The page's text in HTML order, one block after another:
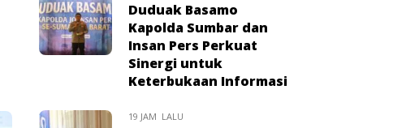
Duduak Basamo
Kapolda Sumbar dan
Insan Pers Perkuat
Sinergi untuk
Keterbukaan Informasi
19 JAM LALU